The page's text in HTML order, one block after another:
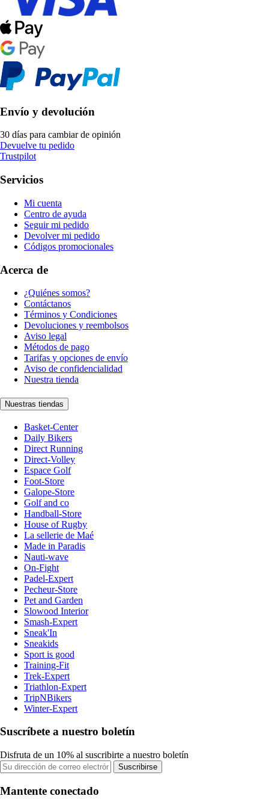
Envío y devolución
30 días para cambiar de opinión
Devuelve tu pedido
Trustpilot
Servicios
Mi cuenta
Centro de ayuda
Seguir mi pedido
Devolver mi pedido
Códigos promocionales
Acerca de
¿Quiénes somos?
Contáctanos
Términos y Condiciones
Devoluciones y reembolsos
Aviso legal
Métodos de pago
Tarifas y opciones de envío
Aviso de confidencialidad
Nuestra tienda
Nuestras tiendas
Basket-Center
Daily Bikers
Direct Running
Direct-Volley
Espace Golf
Foot-Store
Galope-Store
Golf and co
Handball-Store
House of Rugby
La sellerie de Maé
Made in Paradis
Nauti-wave
On-Fight
Padel-Expert
Pecheur-Store
Pet and Garden
Slowood Interior
Smash-Expert
Sneak'In
Sneakids
Sport is good
Training-Fit
Trek-Expert
Triathlon-Expert
TripNBikers
Winter-Expert
Suscríbete a nuestro boletín
Disfruta de un 10% al suscribirte a nuestro boletín
Suscribirse
Mantente conectado